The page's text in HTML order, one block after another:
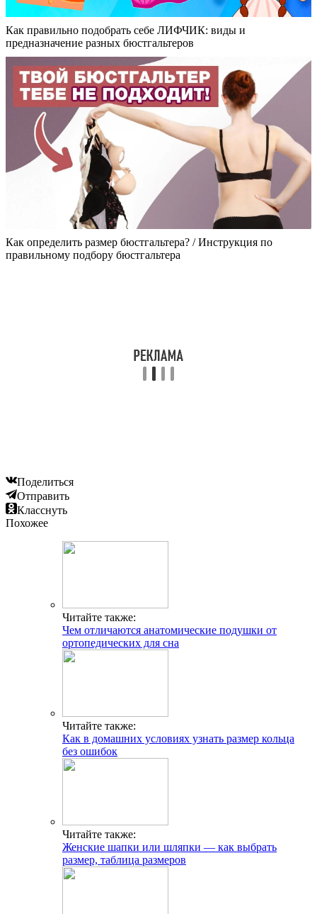
Как правильно подобрать себе ЛИФЧИК: виды и
предназначение разных бюстгальтеров
Как определить размер бюстгальтера? / Инструкция по
правильному подбору бюстгальтера
Поделиться
Отправить
Класснуть
Похожее
Читайте также:
Чем отличаются анатомические подушки от
ортопедических для сна
Читайте также:
Как в домашних условиях узнать размер кольца
без ошибок
Читайте также:
Женские шапки или шляпки — как выбрать
размер, таблица размеров